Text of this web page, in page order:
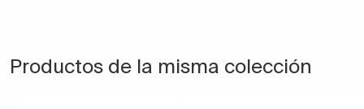
Productos de la misma colección